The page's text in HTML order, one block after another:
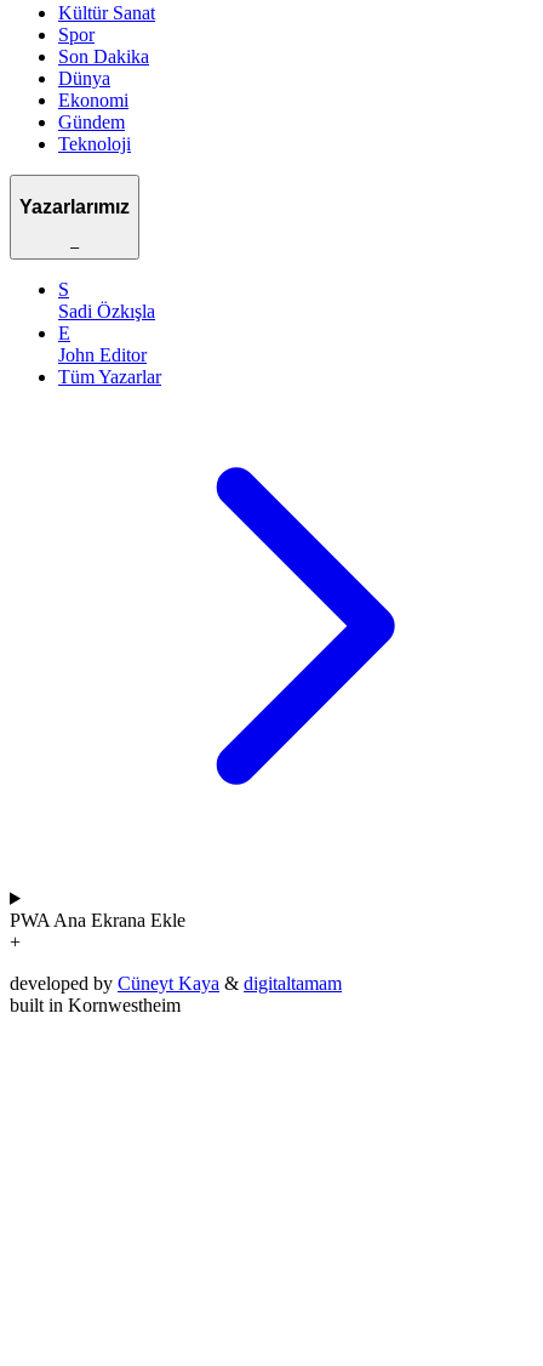
Kültür Sanat
Spor
Son Dakika
Dünya
Ekonomi
Gündem
Teknoloji
Yazarlarımız
–
S
Sadi Özkışla
E
John Editor
Tüm Yazarlar
PWA Ana Ekrana Ekle
+
developed by Cüneyt Kaya & digitaltamam
built in Kornwestheim